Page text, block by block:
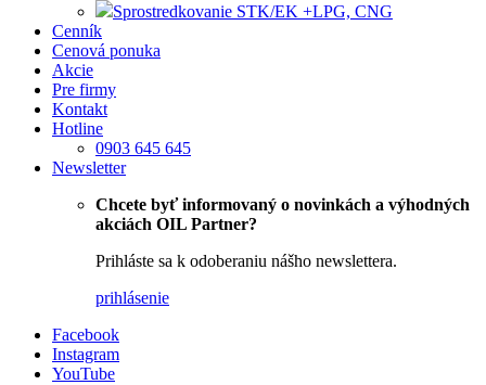
Sprostredkovanie STK/EK +LPG, CNG
Cenník
Cenová ponuka
Akcie
Pre firmy
Kontakt
Hotline
0903 645 645
Newsletter
Chcete byť informovaný o novinkách a výhodných
akciách OIL Partner?
Prihláste sa k odoberaniu nášho newslettera.
prihlásenie
Facebook
Instagram
YouTube